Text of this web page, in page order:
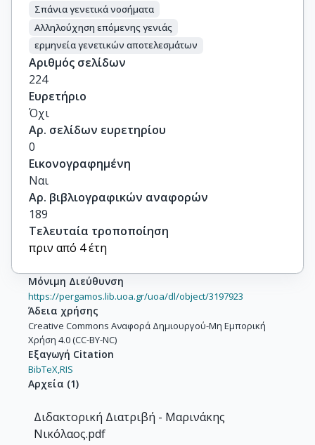
Σπάνια γενετικά νοσήματα
Αλληλούχηση επόμενης γενιάς
ερμηνεία γενετικών αποτελεσμάτων
Αριθμός σελίδων
224
Ευρετήριο
Όχι
Αρ. σελίδων ευρετηρίου
0
Εικονογραφημένη
Ναι
Αρ. βιβλιογραφικών αναφορών
189
Τελευταία τροποποίηση
πριν από 4 έτη
Μόνιμη Διεύθυνση
https://pergamos.lib.uoa.gr/uoa/dl/object/3197923
Άδεια χρήσης
Creative Commons Αναφορά Δημιουργού-Μη Εμπορική
Χρήση 4.0 (CC-BY-NC)
Εξαγωγή Citation
BibTeX,RIS
Αρχεία (1)
Διδακτορική Διατριβή - Μαρινάκης
Νικόλαος.pdf